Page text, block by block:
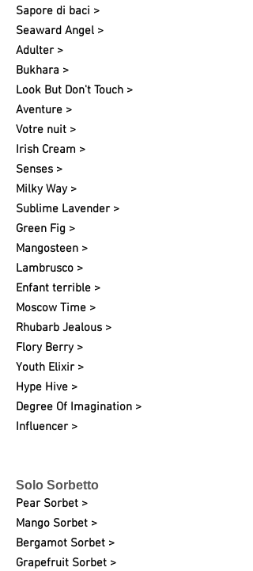
Sapore di baci >
Seaward Angel >
Adulter >
Bukhara >
Look But Don't Touch >
Aventure >
Votre nuit​ >
Irish Cream >
Senses >
Milky Way >
Sublime Lavender >
Green Fig >
Mangosteen >
Lambrusco >
Enfant terrible >
Moscow Time >
Rhubarb Jealous >
Flory Berry >
Youth Elixir >
Hype Hive >
Degree Of Imagination >
Influencer >
Solo Sorbetto
Pear Sorbet >
Mango Sorbet >
Bergamot Sorbet >
Grapefruit Sorbet >